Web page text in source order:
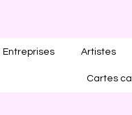
Entreprises Artistes
Cartes